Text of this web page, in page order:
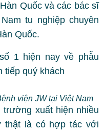
Quốc và các bác sĩ
tu nghiệp chuyên
Quốc.
1 hiện nay về phẫu
tiếp quý khách
viện JW tại Việt Nam
trường xuất hiện nhiều
thật là có hợp tác với